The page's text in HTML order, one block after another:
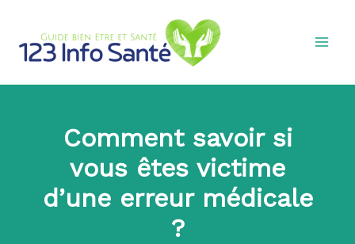
contenu
Comment savoir si
vous êtes victime
d’une erreur médicale
?